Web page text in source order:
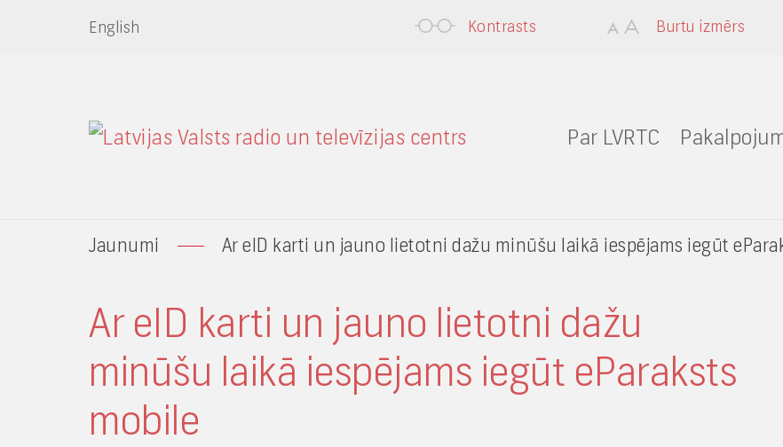
English Kontrasts Burtu izmērs
Par LVRTC
Jaunumi Ar eID karti un jauno lietotni dažu minūšu laikā iespējams iegūt
Ar eID karti un jauno lietotni dažu
minūšu laikā iespējams iegūt eParaksts
mobile